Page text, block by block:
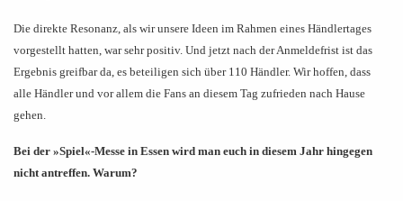
Die direkte Resonanz, als wir unsere Ideen im Rahmen eines Händlertages
vorgestellt hatten, war sehr positiv. Und jetzt nach der Anmeldefrist ist das
Ergebnis greifbar da, es beteiligen sich über 110 Händler. Wir hoffen, dass
alle Händler und vor allem die Fans an diesem Tag zufrieden nach Hause
gehen.
Bei der »Spiel«-Messe in Essen wird man euch in diesem Jahr hingegen
nicht antreffen. Warum?